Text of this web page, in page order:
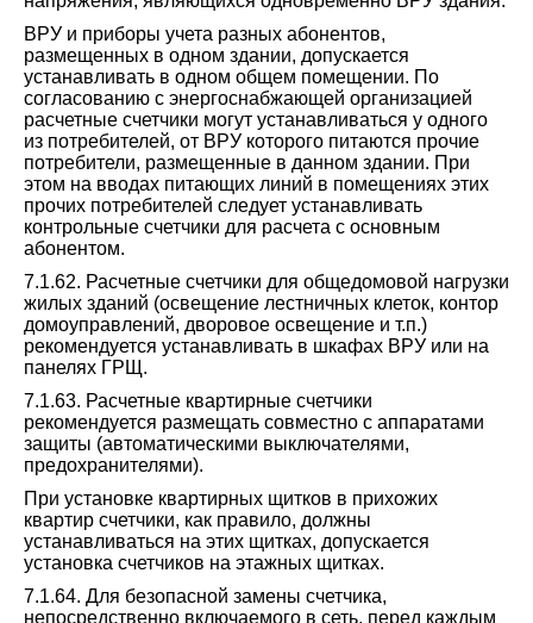
ВРУ и приборы учета разных абонентов,
размещенных в одном здании, допускается
устанавливать в одном общем помещении. По
согласованию с энергоснабжающей организацией
расчетные счетчики могут устанавливаться у одного
из потребителей, от ВРУ которого питаются прочие
потребители, размещенные в данном здании. При
этом на вводах питающих линий в помещениях этих
прочих потребителей следует устанавливать
контрольные счетчики для расчета с основным
абонентом.
7.1.62. Расчетные счетчики для общедомовой нагрузки
жилых зданий (освещение лестничных клеток, контор
домоуправлений, дворовое освещение и т.п.)
рекомендуется устанавливать в шкафах ВРУ или на
панелях ГРЩ.
7.1.63. Расчетные квартирные счетчики
рекомендуется размещать совместно с аппаратами
защиты (автоматическими выключателями,
предохранителями).
При установке квартирных щитков в прихожих
квартир счетчики, как правило, должны
устанавливаться на этих щитках, допускается
установка счетчиков на этажных щитках.
7.1.64. Для безопасной замены счетчика,
непосредственно включаемого в сеть, перед каждым